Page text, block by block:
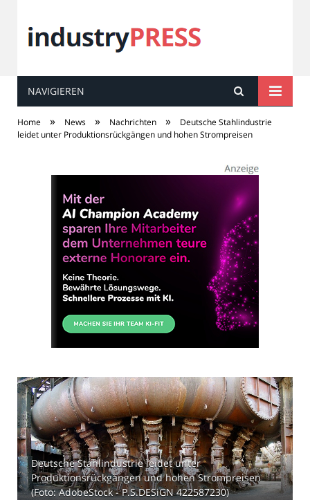
industryPRESS
NAVIGIEREN
Home » News » Nachrichten »
Deutsche Stahlindustrie
leidet unter Produktionsrückgängen und hohen Strompreisen
Deutsche Stahlindustrie leidet unter
Produktionsrückgängen und hohen Strompreisen
(Foto: AdobeStock - P.S.DESiGN 422587230)